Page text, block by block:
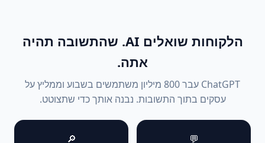
הלקוחות שואלים AI. שהתשובה תהיה
אתה.
ChatGPT עבר 800 מיליון משתמשים בשבוע וממליץ על
עסקים בתוך התשובות. נבנה אותך כדי שתצוטט.
💬
🔎